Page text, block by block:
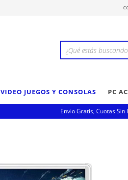
VIDEO JUEGOS Y CONSOLAS PC
Envio Gratis, Cuotas